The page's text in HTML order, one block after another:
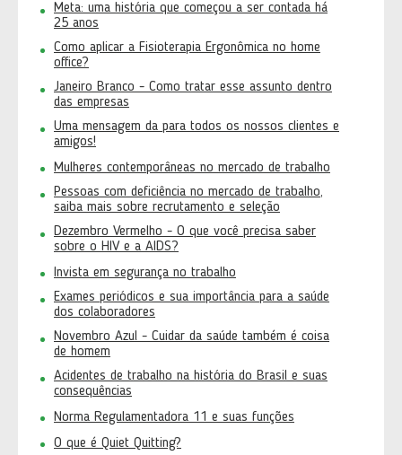
Meta: uma história que começou a ser contada há
25 anos
Como aplicar a Fisioterapia Ergonômica no home
office?
Janeiro Branco - Como tratar esse assunto dentro
das empresas
Uma mensagem da para todos os nossos clientes e
amigos!
Mulheres contemporâneas no mercado de trabalho
Pessoas com deficiência no mercado de trabalho,
saiba mais sobre recrutamento e seleção
Dezembro Vermelho - O que você precisa saber
sobre o HIV e a AIDS?
Invista em segurança no trabalho
Exames periódicos e sua importância para a saúde
dos colaboradores
Novembro Azul - Cuidar da saúde também é coisa
de homem
Acidentes de trabalho na história do Brasil e suas
consequências
Norma Regulamentadora 11 e suas funções
O que é Quiet Quitting?